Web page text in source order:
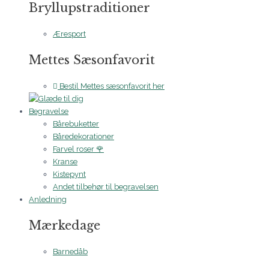
Bryllupstraditioner
Æresport
Mettes Sæsonfavorit
Bestil Mettes sæsonfavorit her
Begravelse
Bårebuketter
Båredekorationer
Farvel roser 🌹
Kranse
Kistepynt
Andet tilbehør til begravelsen
Anledning
Mærkedage
Barnedåb